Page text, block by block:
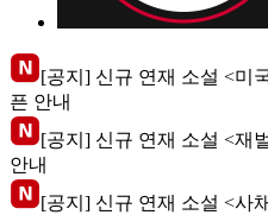
[공지] 신규 연재 소설 <미
픈 안내
[공지] 신규 연재 소설 <재
안내
[공지] 신규 연재 소설 <사